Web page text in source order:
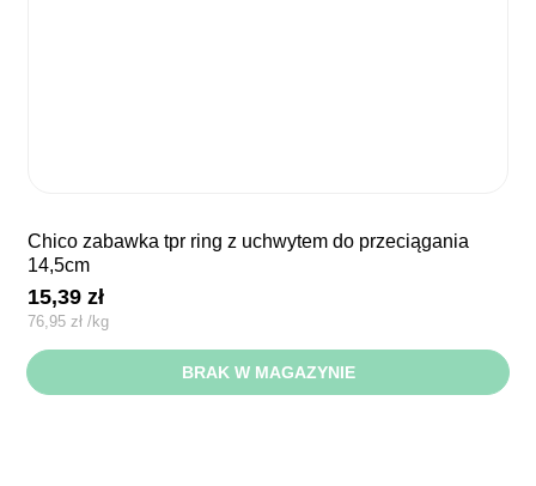
chico zabawka tpr ring z uchwytem do przeciągania
14,5cm
15,39zł
76,95 zł /kg
BRAK W MAGAZYNIE